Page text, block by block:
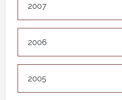
2007
2006
2005